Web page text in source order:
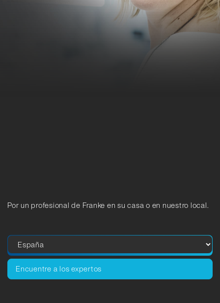
Por un profesional de Franke en su casa o en nuestro local.
Encuentre a los expertos